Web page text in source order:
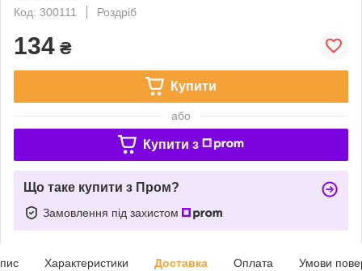
Код: 300111
Роздріб
134 ₴
Купити
або
Купити з
Що таке купити з Пром?
Замовлення під захистом
Характеристики Доставка Оплата Умови